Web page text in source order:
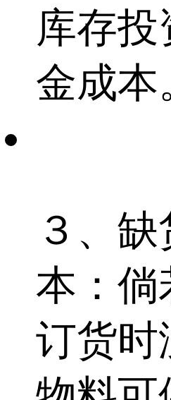
库存投
金成本
３、
本：倘
订货时